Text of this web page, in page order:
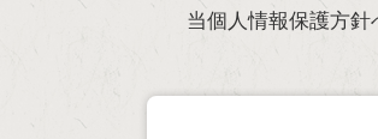
当個人情報保護方針